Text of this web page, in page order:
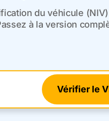
du véhicule
à la version
Vérifier le